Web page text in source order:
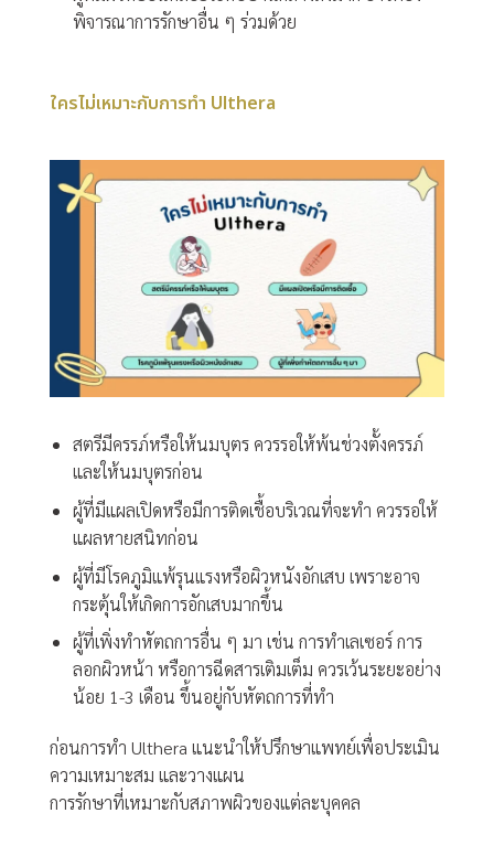
พิจารณาการรักษาอื่น ๆ ร่วมด้วย
ใครไม่เหมาะกับการทำ Ulthera
สตรีมีครรภ์หรือให้นมบุตร ควรรอให้พ้นช่วงตั้งครรภ์
และให้นมบุตรก่อน
ผู้ที่มีแผลเปิดหรือมีการติดเชื้อบริเวณที่จะทำ ควรรอให้
แผลหายสนิทก่อน
ผู้ที่มีโรคภูมิแพ้รุนแรงหรือผิวหนังอักเสบ เพราะอาจ
กระตุ้นให้เกิดการอักเสบมากขึ้น
ผู้ที่เพิ่งทำหัตถการอื่น ๆ มา เช่น การทำเลเซอร์ การ
ลอกผิวหน้า หรือการฉีดสารเติมเต็ม ควรเว้นระยะอย่าง
น้อย 1-3 เดือน ขึ้นอยู่กับหัตถการที่ทำ
ก่อนการทำ Ulthera แนะนำให้ปรึกษาแพทย์เพื่อประเมิน
ความเหมาะสม และวางแผน
การรักษาที่เหมาะกับสภาพผิวของแต่ละบุคคล